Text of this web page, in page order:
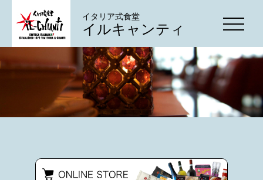
イタリア式食堂
イルキャンティ